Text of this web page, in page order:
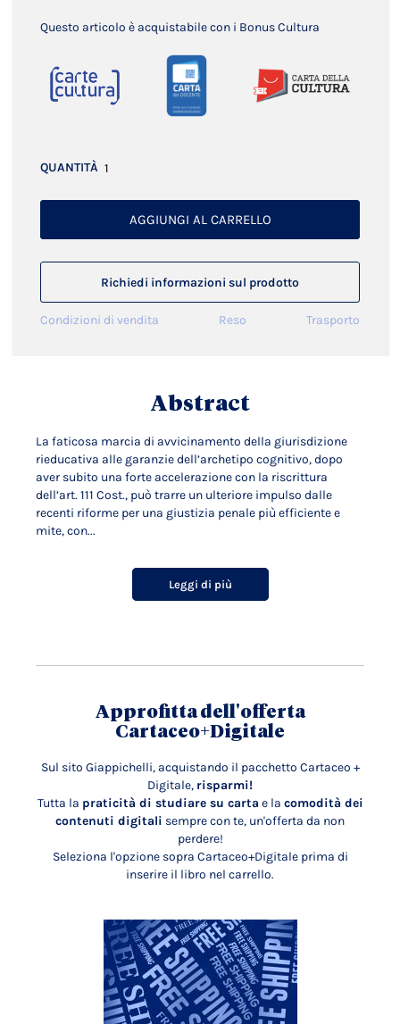
Questo articolo è acquistabile con i Bonus Cultura
QUANTITÀ
AGGIUNGI AL CARRELLO
Richiedi informazioni sul prodotto
Condizioni di vendita Reso Trasporto
Abstract
La faticosa marcia di avvicinamento della giurisdizione
rieducativa alle garanzie dell’archetipo cognitivo, dopo
aver subito una forte accelerazione con la riscrittura
dell’art. 111 Cost., può trarre un ulteriore impulso dalle
recenti riforme per una giustizia penale più efficiente e
mite, con...
Leggi di più
Approfitta dell'offerta
Cartaceo+Digitale
Sul sito Giappichelli, acquistando il pacchetto Cartaceo +
Digitale, risparmi!
Tutta la praticità di studiare su carta e la comodità dei
contenuti digitali sempre con te, un'offerta da non
perdere!
Seleziona l'opzione sopra Cartaceo+Digitale prima di
inserire il libro nel carrello.